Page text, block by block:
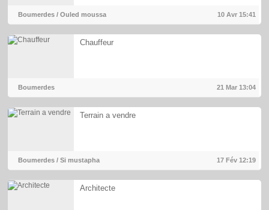
Boumerdes / Ouled moussa 10 Avr15:41
Chauffeur
Boumerdes 21 Mar13:04
Terrain a vendre
Boumerdes / Si mustapha 17 Fév12:19
Architecte